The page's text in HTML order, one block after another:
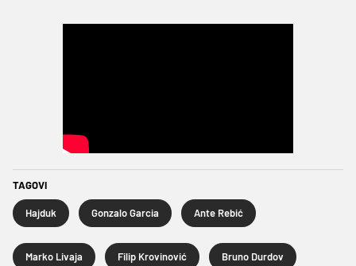
TAGOVI
Hajduk Gonzalo Garcia Ante Rebić
Marko Livaja Filip Krovinović Bruno Durdov